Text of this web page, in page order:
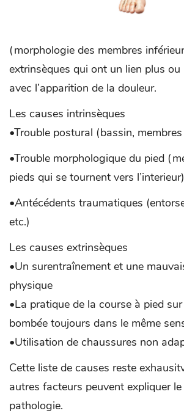
(morphologie des membres
extrinsèques qui ont un lien plus
avec l’apparition de la douleur.
Les causes intrinsèques
•Trouble postural (bassin,
•Trouble morphologique du pied
pieds qui se tournent vers l’interieur)
•Antécédents traumatiques
etc.)
Les causes extrinsèques
•Un surentraînement et une
physique
•La pratique de la course à pied
bombée toujours dans le même
•Utilisation de chaussures non
Cette liste de causes reste
autres facteurs peuvent expliquer
pathologie.